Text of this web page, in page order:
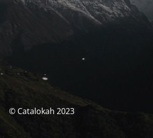
© Catalokah 2023